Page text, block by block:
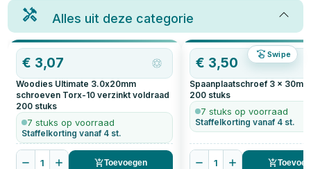
Alles uit deze categorie
Swipe
€ 3,07
Woodies Ultimate 3.0x20mm
schroeven Torx-10 verzinkt voldraad
200 stuks
7 stuks op voorraad
Staffelkorting vanaf 4 st.
1 Toevoegen
€ 3,50
Spaanplaatschroef 3 x
200 stuks
7 stuks op voorraad
Staffelkorting vanaf 4 st.
1